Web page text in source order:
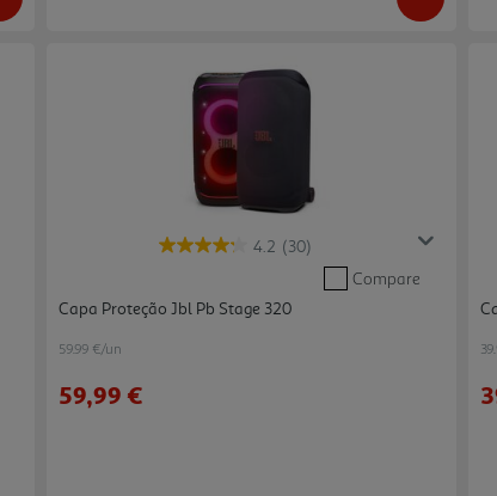
4.2 (30)
Compare
Capa Proteção Jbl Pb Stage 320
59.99 €/un
59,99 €